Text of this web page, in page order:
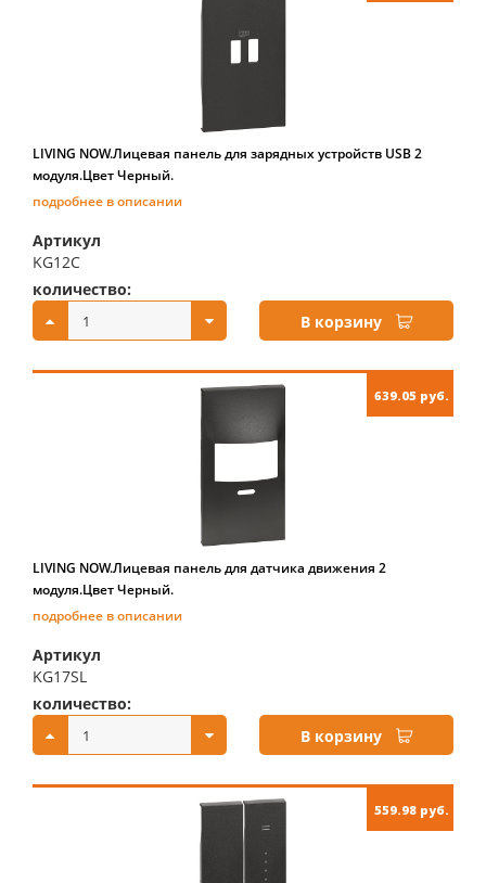
LIVING NOW.Лицевая панель для зарядных устройств USB 2
модуля.Цвет Черный.
подробнее в описании
Артикул
KG12C
количество:
В корзину
639.05 руб.
LIVING NOW.Лицевая панель для датчика движения 2
модуля.Цвет Черный.
подробнее в описании
Артикул
KG17SL
количество:
В корзину
559.98 руб.